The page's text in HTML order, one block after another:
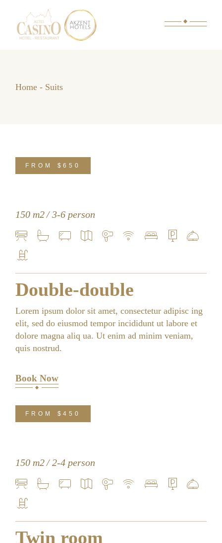
content
Home Suits
FROM $650
Double-double
Lorem ipsum dolor sit amet, consectetur adipisc ing
elit, sed do eiusmod tempor incididunt ut labore et
dolore magna aliq ua. Ut enim ad minim veniam,
quis nostrud.
Book Now
150 m2 3-6 person
FROM $450
Twin room
150 m2 2-4 person